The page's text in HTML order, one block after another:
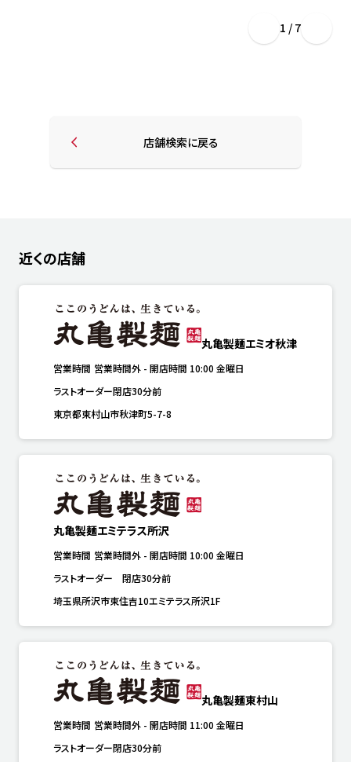
1 / 7
店舗検索に戻る
近くの店舗
丸亀製麺エミオ秋津
営業時間 営業時間外 - 開店時間 10:00 金曜日
ラストオーダー閉店30分前
東京都東村山市秋津町5-7-8
丸亀製麺エミテラス所沢
営業時間 営業時間外 - 開店時間 10:00 金曜日
ラストオーダー　閉店30分前
埼玉県所沢市東住吉10エミテラス所沢1F
丸亀製麺東村山
営業時間 営業時間外 - 開店時間 11:00 金曜日
ラストオーダー閉店30分前